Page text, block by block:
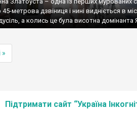
метрова дзвіниця і нині видніється в
а колись це була висотна домінанта
»
Підтримати сайт “Україна